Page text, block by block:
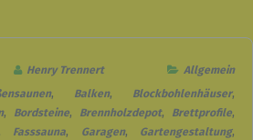
Henry Trennert
Allgemein
, Balken, Blockbohlenhäuser,
, Bordsteine, Brennholzdepot, Brettprofile,
Fasssauna, Garagen, Gartengestaltung,